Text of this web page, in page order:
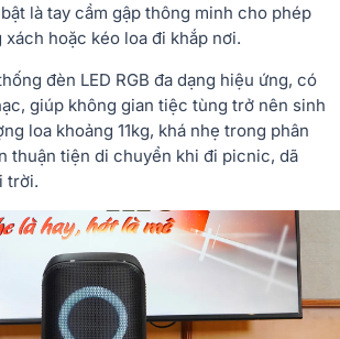
là tay cầm gập thông minh cho phép
hoặc kéo loa đi khắp nơi.
đèn LED RGB đa dạng hiệu ứng, có
giúp không gian tiệc tùng trở nên sinh
loa khoảng 11kg, khá nhẹ trong phân
thuận tiện di chuyển khi đi picnic, dã
trời.